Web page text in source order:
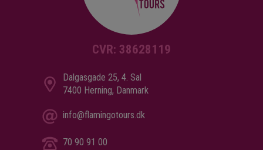
CVR: 38628119
Dalgasgade 25, 4. Sal
7400 Herning, Danmark
info@flamingotours.dk
70 90 91 00